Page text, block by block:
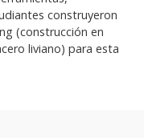
construyeron
(construcción en
liviano) para esta